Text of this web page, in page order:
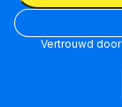
Vertrouwd